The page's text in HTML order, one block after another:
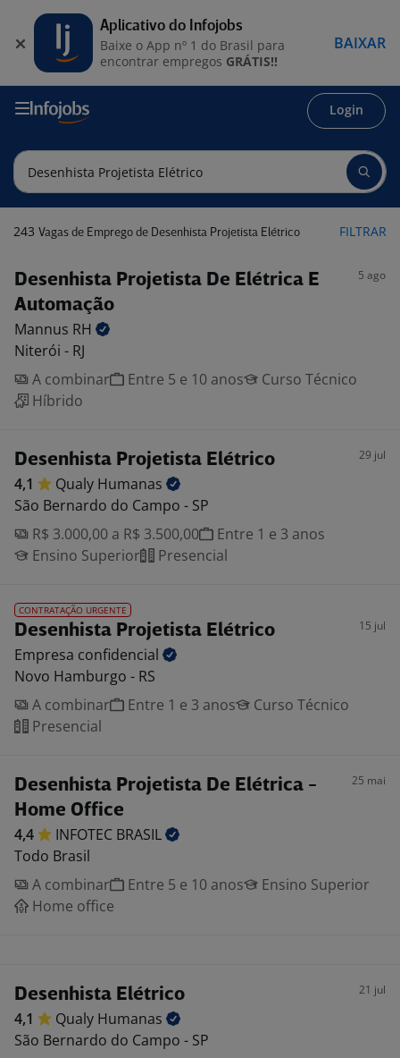
Login
243 Vagas de Emprego de Desenhista Projetista Elétrico FILTRAR
Desenhista Projetista De Elétrica E
Automação
5 ago
Mannus RH
Niterói - RJ
A combinar
Entre 5 e 10 anos
Curso Técnico
Híbrido
Desenhista Projetista Elétrico 29 jul
4,1 Qualy Humanas
São Bernardo do Campo - SP
R$ 3.000,00 a R$ 3.500,00
Entre 1 e 3 anos
Ensino Superior
Presencial
CONTRATAÇÃO URGENTE
Desenhista Projetista Elétrico 15 jul
Empresa confidencial
Novo Hamburgo - RS
A combinar
Entre 1 e 3 anos
Curso Técnico
Presencial
Desenhista Projetista De Elétrica -
Home Office
25 mai
4,4 INFOTEC BRASIL
Todo Brasil
A combinar
Entre 5 e 10 anos
Ensino Superior
Home office
Desenhista Elétrico 21 jul
4,1 Qualy Humanas
São Bernardo do Campo - SP
Aplicativo do Infojobs
Baixe o App nº 1 do Brasil para
encontrar empregos GRÁTIS!!
BAIXAR